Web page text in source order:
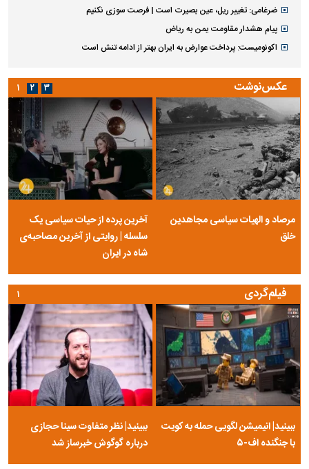
ضرغامی: تغییر ریل، عین بصیرت است | فرصت سوزی نکنیم
پیام هشدار مقاومت یمن به ریاض
اکونومیست: پرداخت عوارض به ایران بهتر از ادامه تنش است
عکس‌نوشت
مرصاد و الهیات سیاسی مجاهدین
خلق
آخرین پرده از حیات سیاسی یک
سلسله | روایتی از آخرین مصاحبه‌ی
شاه در ایران
۱ ۲ ۳
فیلم‌گردی
ببینید| انیمیشن لگویی حمله به کویت
با جنگنده اف-۵
ببینید| نظر متفاوت سینا حجازی
درباره گوگوش خبرساز شد
۱